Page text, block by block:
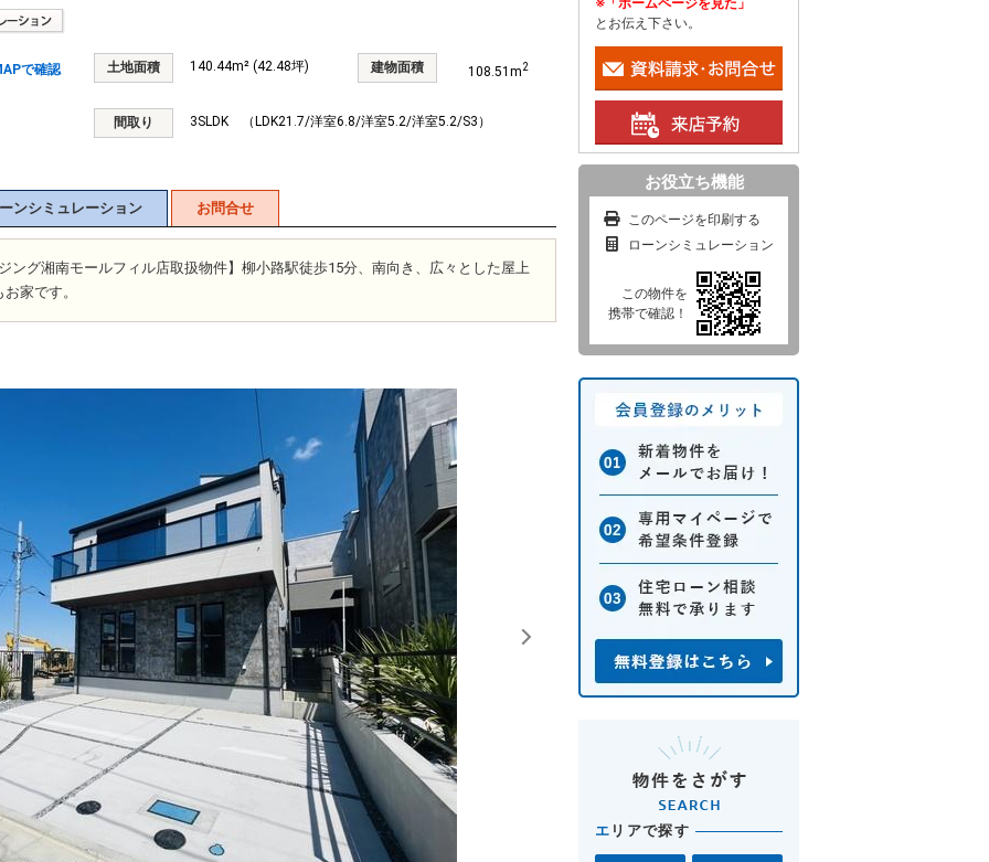
で確認 土地面積 140.44m² (42.48坪) 建物面積 108.51m2
間取り 3SLDK （LDK21.7/洋室6.8/洋室5.2/洋室5.2/S3）
ンシミュレーション お問合せ
ング湘南モールフィル店取扱物件】柳小路駅徒歩15分、南向き、広々とした屋上
家です。
※「ホームページを見た」
とお伝え下さい。
お役立ち機能
このページを印刷する
ローンシミュレーション
この物件を
携帯で確認！
エ リアで探す